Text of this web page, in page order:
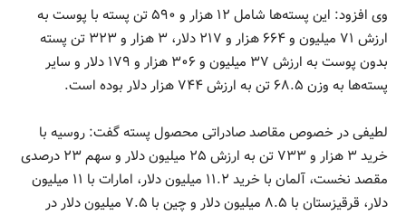
وی افزود: این پسته‌ها شامل ۱۲ هزار و ۵۹۰ تن پسته با پوست به
ارزش ۷۱ میلیون و ۶۶۴ هزار و ۲۱۷ دلار، ۳ هزار و ۳۲۳ تن پسته
بدون پوست به ارزش ۳۷ میلیون و ۳۰۶ هزار و ۱۷۹ دلار و سایر
پسته‌ها به وزن ۶۸.۵ تن به ارزش ۷۴۴ هزار دلار بوده است.
لطیفی در خصوص مقاصد صادراتی محصول پسته گفت: روسیه با
خرید ۳ هزار و ۷۳۳ تن به ارزش ۲۵ میلیون دلار و سهم ۲۳ درصدی
مقصد نخست، آلمان با خرید ۱۱.۲ میلیون دلار، امارات با ۱۱ میلیون
دلار، قرقیزستان با ۸.۵ میلیون دلار و چین با ۷.۵ میلیون دلار در